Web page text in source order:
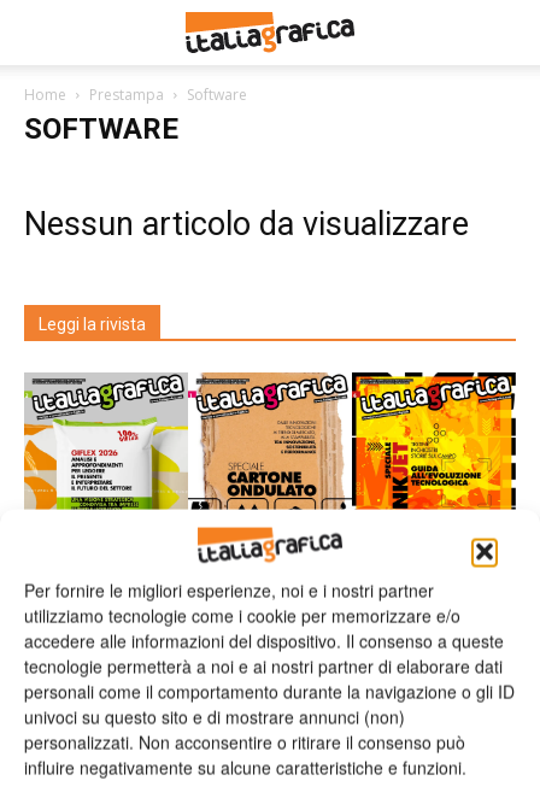
Per fornire le migliori esperienze, noi e i nostri partner
utilizziamo tecnologie come i cookie per memorizzare e/o
accedere alle informazioni del dispositivo. Il consenso a queste
tecnologie permetterà a noi e ai nostri partner di elaborare dati
personali come il comportamento durante la navigazione o gli ID
univoci su questo sito e di mostrare annunci (non)
personalizzati. Non acconsentire o ritirare il consenso può
influire negativamente su alcune caratteristiche e funzioni.
Home Prestampa Software
SOFTWARE
Nessun articolo da visualizzare
Leggi la rivista
n.2 - Giugno 2026 n.1 - Maggio 2026 n.6 - Dicembre 2025
Edicola Web
Iscriviti alla newsletter